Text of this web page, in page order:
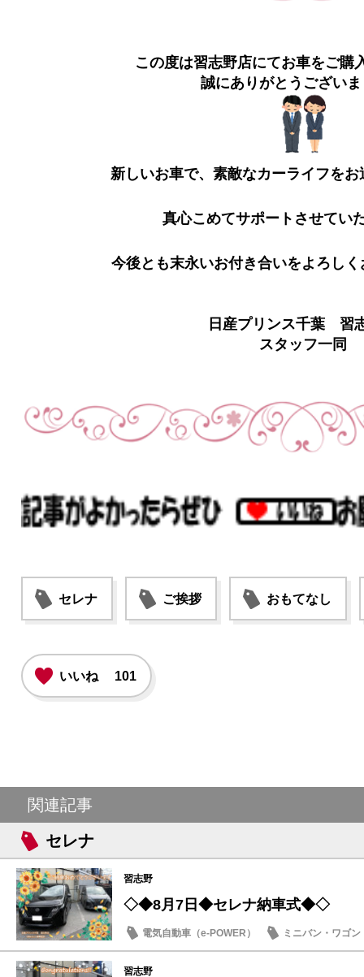
この度は習志野店にてお車をご購
誠にありがとうござい
新しいお車で、素敵なカーライフを
真心こめてサポートさせてい
今後とも末永いお付き合いをよろし
日産プリンス千葉 習
スタッフ一同
セレナ ご挨拶 おもてなし
いいね 101
関連記事
セレナ
習志野
◇◆8月7日◆セレナ納車式◆◇
電気自動車（e-POWER）
ミニバン・ワゴン
納車式
習志野